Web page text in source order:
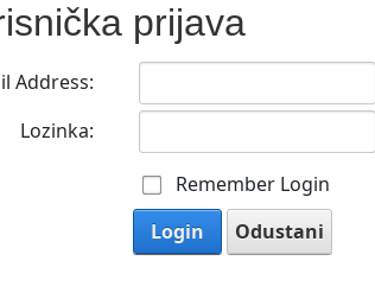
prijava
Address:
Lozinka:
Remember Login
Login
Odustani